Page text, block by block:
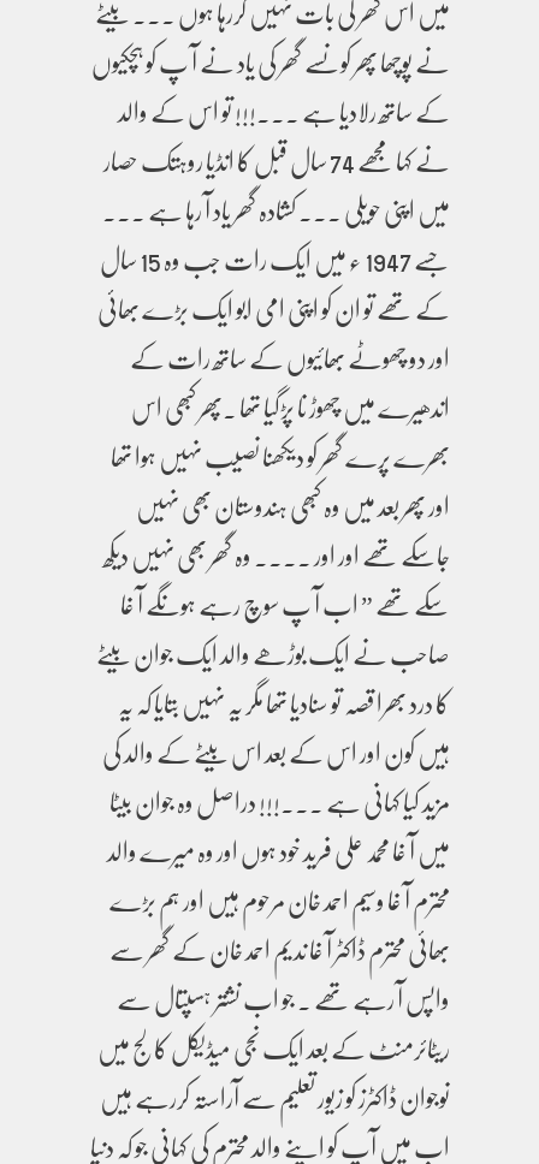
نے پوچھا پھر کونسے گھر کی یاد نے آ پ کو ہچکیوں
کے ساتھ رلادیا ہے ۔۔۔!!! تو اس کے والد
نے کہا مجھے 74 سال قبل کا انڈیا روہتک حصار
میں اپنی حویلی ۔۔۔ کشادہ گھر یاد آ رہا ہے ۔۔۔
جسے 1947 ء میں ایک رات جب وہ 15 سال
کے تھے تو ان کو اپنی امی ابو ایک بڑے بھائی
اور دو چھوٹے بھائیوں کے ساتھ رات کے
اندھیرے میں چھوڑ نا پڑگیا تھا ۔پھر کبھی اس
بھرے پرے گھر کو دیکھنا نصیب نہیں ہوا تھا
اور پھر بعد میں وہ کبھی ہندوستان بھی نہیں
جاسکے تھے اور اور ۔۔۔۔ وہ گھر بھی نہیں دیکھ
سکے تھے ” اب آ پ سوچ رہے ہونگے آ غا
صاحب نے ایک بوڑھے والد ایک جوان بیٹے
کا درد بھرا قصہ تو سنادیا تھا مگر یہ نہیں بتایا کہ یہ
ہیں کون اور اس کے بعد اس بیٹے کے والد کی
مزید کیا کہانی ہے ۔۔۔!!! دراصل وہ جوان بیٹا
میں آ غا محمد علی فرید خود ہوں اور وہ میرے والد
محترم آ غا وسیم احمد خان مرحوم ہیں اور ہم بڑے
بھائی محترم ڈاکٹر آ غا ندیم احمد خان کے گھر سے
واپس آ رہے تھے ۔ جو اب نشتر ہسپتال سے
ریٹائرمنٹ کے بعد ایک نجی میڈیکل کالج میں
نوجوان ڈاکٹرز کو زیور تعلیم سے آراستہ کررہے ہیں
اب میں آپ کو اپنے والد محترم کی کہانی جو کہ دنیا